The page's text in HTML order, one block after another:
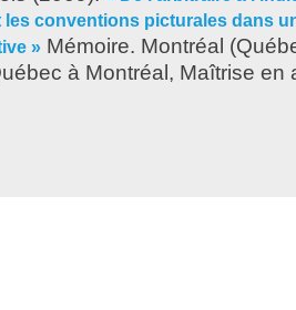
les conventions picturales dans
» Mémoire. Montréal
à Montréal, Maîtrise en